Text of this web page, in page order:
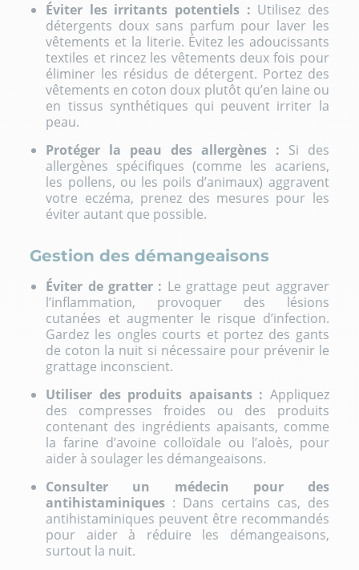
Éviter les irritants potentiels : Utilisez des
détergents doux sans parfum pour laver les
vêtements et la literie. Évitez les adoucissants
textiles et rincez les vêtements deux fois pour
éliminer les résidus de détergent. Portez des
vêtements en coton doux plutôt qu’en laine ou
en tissus synthétiques qui peuvent irriter la
peau.
Protéger la peau des allergènes : Si des
allergènes spécifiques (comme les acariens,
les pollens, ou les poils d’animaux) aggravent
votre eczéma, prenez des mesures pour les
éviter autant que possible.
Gestion des démangeaisons
Éviter de gratter : Le grattage peut aggraver
l’inflammation, provoquer des lésions
cutanées et augmenter le risque d’infection.
Gardez les ongles courts et portez des gants
de coton la nuit si nécessaire pour prévenir le
grattage inconscient.
Utiliser des produits apaisants : Appliquez
des compresses froides ou des produits
contenant des ingrédients apaisants, comme
la farine d’avoine colloïdale ou l’aloès, pour
aider à soulager les démangeaisons.
Consulter un médecin pour des
antihistaminiques : Dans certains cas, des
antihistaminiques peuvent être recommandés
pour aider à réduire les démangeaisons,
surtout la nuit.